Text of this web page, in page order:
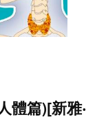
體篇)[新雅‧